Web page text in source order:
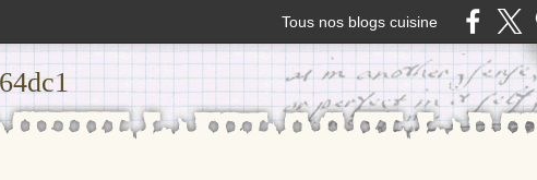
Tous nos blogs cuisine